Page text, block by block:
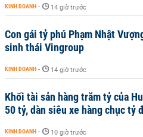
KINH DOANH - 14 giờ trước
Con gái tỷ phú Phạm Nhật
sinh thái Vingroup
KINH DOANH - 14 giờ trước
Khối tài sản hàng trăm tỷ của
50 tỷ, dàn siêu xe hàng chục tỷ
KINH DOANH - 10 giờ trước